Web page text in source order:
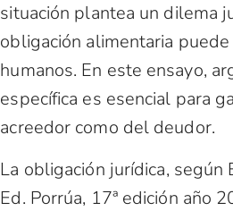
situación plantea un dilema
obligación alimentaria
humanos. En este ensayo,
específica es esencial para
acreedor como del deudor.
La obligación jurídica, según
Ed. Porrúa, 17ª edición año